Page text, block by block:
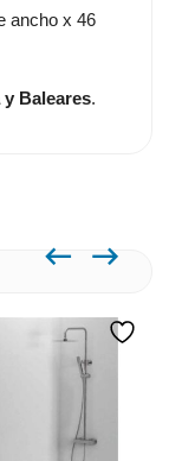
ancho x 46
Baleares.